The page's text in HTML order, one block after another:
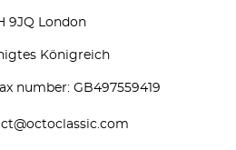
9JQ London
Königreich
number: GB497559419